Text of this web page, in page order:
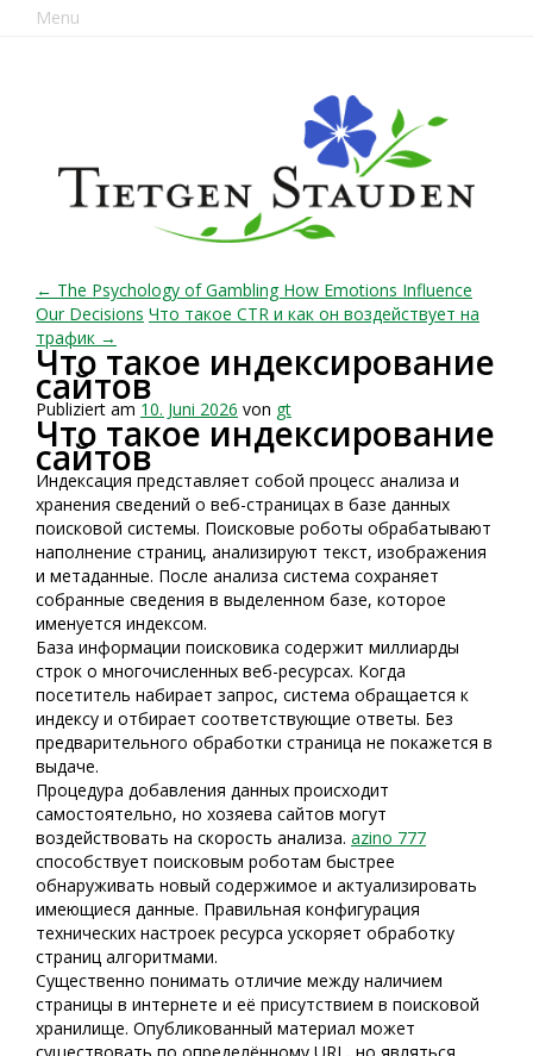
Menu
← The Psychology of Gambling How Emotions Influence
Our Decisions Что такое CTR и как он воздействует на
трафик →
Что такое индексирование
сайтов
Publiziert am 10. Juni 2026 von gt
Что такое индексирование
сайтов
Индексация представляет собой процесс анализа и
хранения сведений о веб-страницах в базе данных
поисковой системы. Поисковые роботы обрабатывают
наполнение страниц, анализируют текст, изображения
и метаданные. После анализа система сохраняет
собранные сведения в выделенном базе, которое
именуется индексом.
База информации поисковика содержит миллиарды
строк о многочисленных веб-ресурсах. Когда
посетитель набирает запрос, система обращается к
индексу и отбирает соответствующие ответы. Без
предварительного обработки страница не покажется в
выдаче.
Процедура добавления данных происходит
самостоятельно, но хозяева сайтов могут
воздействовать на скорость анализа. azino 777
способствует поисковым роботам быстрее
обнаруживать новый содержимое и актуализировать
имеющиеся данные. Правильная конфигурация
технических настроек ресурса ускоряет обработку
страниц алгоритмами.
Существенно понимать отличие между наличием
страницы в интернете и её присутствием в поисковой
хранилище. Опубликованный материал может
существовать по определённому URL, но являться